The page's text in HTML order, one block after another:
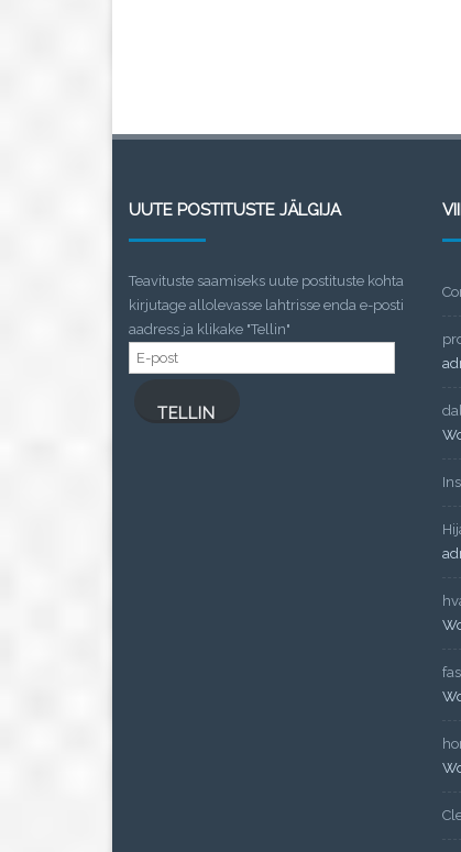
UUTE POSTITUSTE JÄLGIJA
Teavituste saamiseks uute postituste kohta
kirjutage allolevasse lahtrisse enda e-posti
aadress ja klikake "Tellin"
E-
post
TELLIN